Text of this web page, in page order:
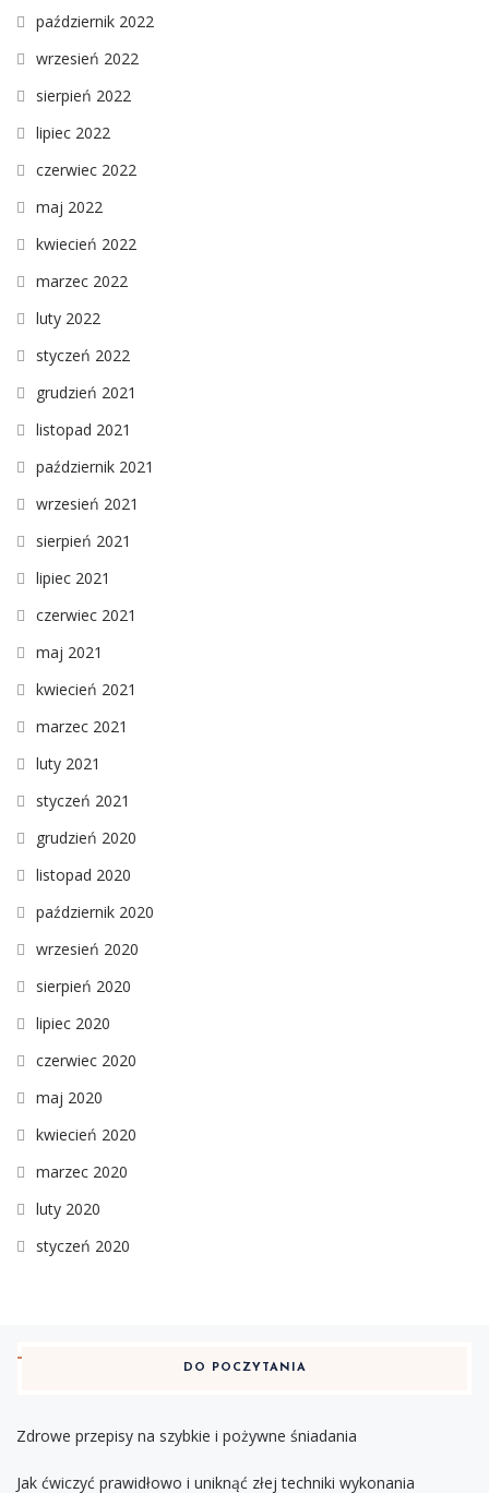
październik 2022
wrzesień 2022
sierpień 2022
lipiec 2022
czerwiec 2022
maj 2022
kwiecień 2022
marzec 2022
luty 2022
styczeń 2022
grudzień 2021
listopad 2021
październik 2021
wrzesień 2021
sierpień 2021
lipiec 2021
czerwiec 2021
maj 2021
kwiecień 2021
marzec 2021
luty 2021
styczeń 2021
grudzień 2020
listopad 2020
październik 2020
wrzesień 2020
sierpień 2020
lipiec 2020
czerwiec 2020
maj 2020
kwiecień 2020
marzec 2020
luty 2020
styczeń 2020
DO POCZYTANIA
Zdrowe przepisy na szybkie i pożywne śniadania
Jak ćwiczyć prawidłowo i uniknąć złej techniki wykonania